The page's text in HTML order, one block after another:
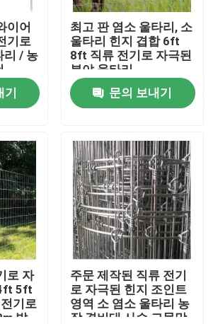
펜스
펜싱
이어
기로
리 / 농
기
최고 판 염소 울타리, 소
울타리 힌지 겹합 6ft
8ft 직류 전기로 자극된
분야 울타리
문의 보내기
로 자
5ft
기로
밭
주문 제작된 직류 전기
로 자극된 힌지 조인트
영역 소 염소 울타리 농
장 경비대 사슴 그물망